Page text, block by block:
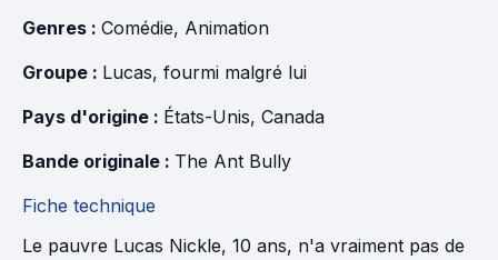
Genres : Comédie, Animation
Groupe : Lucas, fourmi malgré lui
Pays d'origine : États-Unis, Canada
Bande originale : The Ant Bully
Fiche technique
Le pauvre Lucas Nickle, 10 ans, n'a vraiment pas de